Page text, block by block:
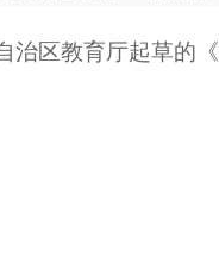
治区教育厅起草的《